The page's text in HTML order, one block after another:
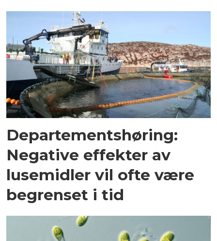
Departementshøring:
Negative effekter av
lusemidler vil ofte være
begrenset i tid